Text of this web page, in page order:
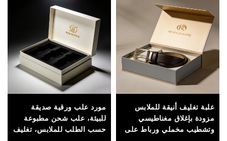
علبة تغليف أنيقة للملابس
مزودة بإغلاق مغناطيسي
وتشطيب مخملي ورباط على
مورد علب ورقية صديقة
للبيئة، علب شحن مطبوعة
حسب الطلب للملابس، تغليف